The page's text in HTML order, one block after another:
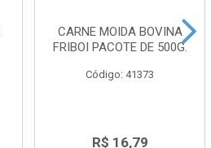
CARNE MOIDA BOVINA
FRIBOI PACOTE DE 500G.
Código: 41373
R$ 16,79